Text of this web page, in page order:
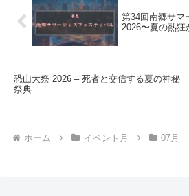
第34回南郷サマ
2026〜夏の熱狂
恐山大祭 2026 – 死者と交信する夏の神秘
祭典
ホーム イベント月 07月